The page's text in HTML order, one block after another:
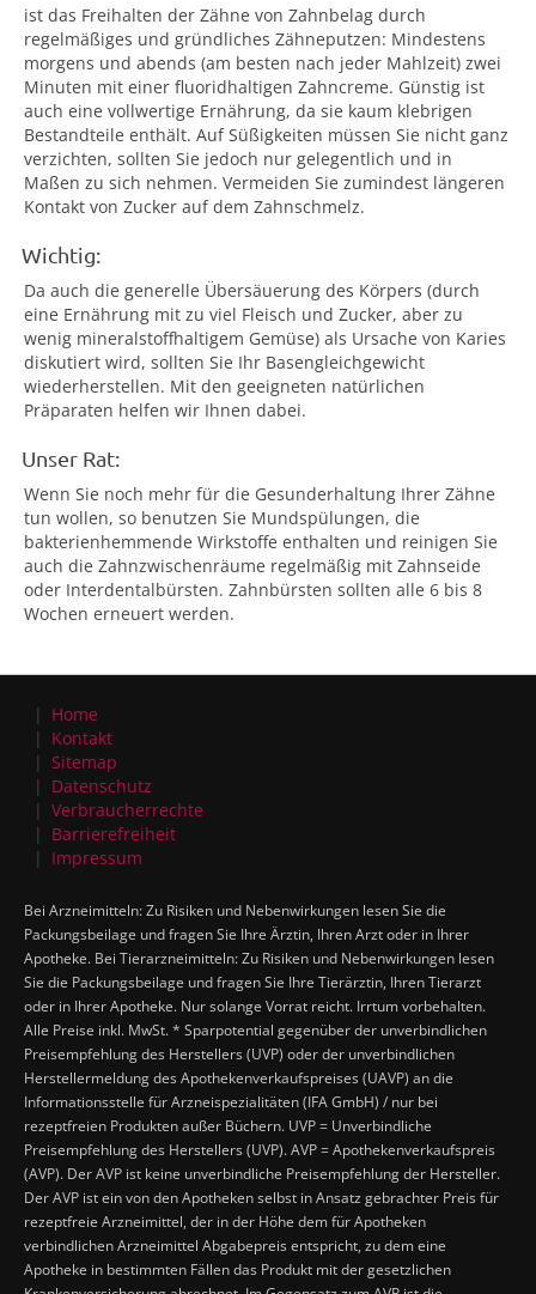
ist das Freihalten der Zähne von Zahnbelag durch
regelmäßiges und gründliches Zähneputzen: Mindestens
morgens und abends (am besten nach jeder Mahlzeit) zwei
Minuten mit einer fluoridhaltigen Zahncreme. Günstig ist
auch eine vollwertige Ernährung, da sie kaum klebrigen
Bestandteile enthält. Auf Süßigkeiten müssen Sie nicht ganz
verzichten, sollten Sie jedoch nur gelegentlich und in
Maßen zu sich nehmen. Vermeiden Sie zumindest längeren
Kontakt von Zucker auf dem Zahnschmelz.
Wichtig:
Da auch die generelle Übersäuerung des Körpers (durch
eine Ernährung mit zu viel Fleisch und Zucker, aber zu
wenig mineralstoffhaltigem Gemüse) als Ursache von Karies
diskutiert wird, sollten Sie Ihr Basengleichgewicht
wiederherstellen. Mit den geeigneten natürlichen
Präparaten helfen wir Ihnen dabei.
Unser Rat:
Wenn Sie noch mehr für die Gesunderhaltung Ihrer Zähne
tun wollen, so benutzen Sie Mundspülungen, die
bakterienhemmende Wirkstoffe enthalten und reinigen Sie
auch die Zahnzwischenräume regelmäßig mit Zahnseide
oder Interdentalbürsten. Zahnbürsten sollten alle 6 bis 8
Wochen erneuert werden.
Home
Kontakt
Sitemap
Datenschutz
Verbraucherrechte
Barrierefreiheit
Impressum
Bei Arzneimitteln: Zu Risiken und Nebenwirkungen lesen Sie die
Packungsbeilage und fragen Sie Ihre Ärztin, Ihren Arzt oder in Ihrer
Apotheke. Bei Tierarzneimitteln: Zu Risiken und Nebenwirkungen lesen
Sie die Packungsbeilage und fragen Sie Ihre Tierärztin, Ihren Tierarzt
oder in Ihrer Apotheke. Nur solange Vorrat reicht. Irrtum vorbehalten.
Alle Preise inkl. MwSt. * Sparpotential gegenüber der unverbindlichen
Preisempfehlung des Herstellers (UVP) oder der unverbindlichen
Herstellermeldung des Apothekenverkaufspreises (UAVP) an die
Informationsstelle für Arzneispezialitäten (IFA GmbH) / nur bei
rezeptfreien Produkten außer Büchern. UVP = Unverbindliche
Preisempfehlung des Herstellers (UVP). AVP = Apothekenverkaufspreis
(AVP). Der AVP ist keine unverbindliche Preisempfehlung der Hersteller.
Der AVP ist ein von den Apotheken selbst in Ansatz gebrachter Preis für
rezeptfreie Arzneimittel, der in der Höhe dem für Apotheken
verbindlichen Arzneimittel Abgabepreis entspricht, zu dem eine
Apotheke in bestimmten Fällen das Produkt mit der gesetzlichen